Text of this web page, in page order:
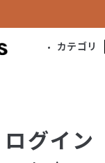
カテゴリ
ログイン